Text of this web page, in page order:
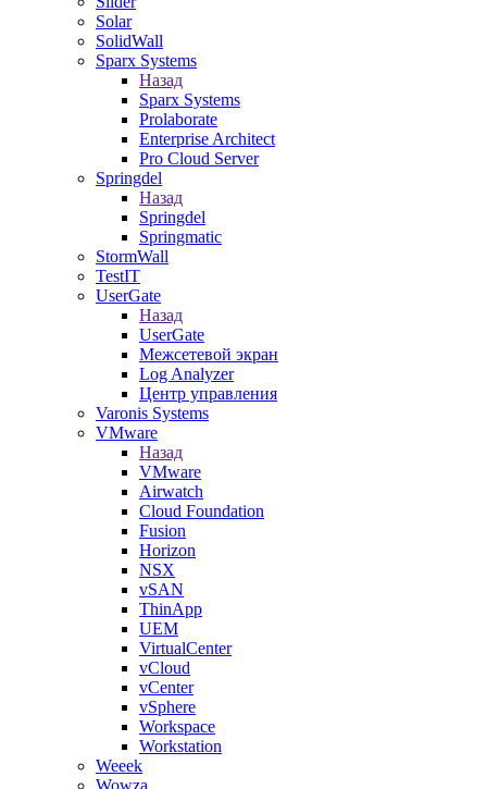
Solar
SolidWall
Sparx Systems
Назад
Sparx Systems
Prolaborate
Enterprise Architect
Pro Cloud Server
Springdel
Назад
Springdel
Springmatic
StormWall
TestIT
UserGate
Назад
UserGate
Межсетевой экран
Log Analyzer
Центр управления
Varonis Systems
VMware
Назад
VMware
Airwatch
Cloud Foundation
Fusion
Horizon
NSX
vSAN
ThinApp
UEM
VirtualCenter
vCloud
vCenter
vSphere
Workspace
Workstation
Weeek
Wowza